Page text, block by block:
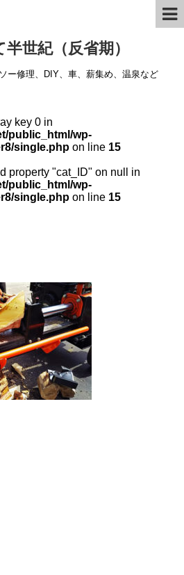
世紀（反省期）
ー修理、DIY、車、薪集め、温泉など
key 0 in
public_html/wp-
single.php on line 15
property "cat_ID" on null in
public_html/wp-
single.php on line 15